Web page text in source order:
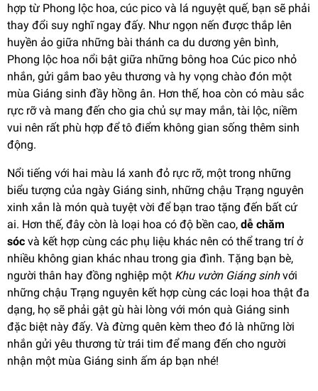
hợp từ Phong lộc hoa, cúc pico và lá nguyệt quế, bạn sẽ phải
thay đổi suy nghĩ ngay đấy. Như ngọn nến được thắp lên
huyền ảo giữa những bài thánh ca du dương yên bình,
Phong lộc hoa nổi bật giữa những bông hoa Cúc pico nhỏ
nhắn, gửi gắm bao yêu thương và hy vọng chào đón một
mùa Giáng sinh đầy hồng ân. Hơn thế, hoa còn có màu sắc
rực rỡ và mang đến cho gia chủ sự may mắn, tài lộc, niềm
vui nên rất phù hợp để tô điểm không gian sống thêm sinh
động.
Nổi tiếng với hai màu lá xanh đỏ rực rỡ, một trong những
biểu tượng của ngày Giáng sinh, những chậu Trạng nguyên
xinh xắn là món quà tuyệt vời để bạn trao tặng đến bất cứ
ai. Hơn thế, đây còn là loại hoa có độ bền cao, dễ chăm
sóc và kết hợp cùng các phụ liệu khác nên có thể trang trí ở
nhiều không gian khác nhau trong gia đình. Tặng bạn bè,
người thân hay đồng nghiệp một Khu vườn Giáng sinhvới
những chậu Trạng nguyên kết hợp cùng các loại hoa thật đa
dạng, họ sẽ phải gật gù hài lòng với món quà Giáng sinh
đặc biệt này đấy. Và đừng quên kèm theo đó là những lời
nhắn gửi yêu thương từ trái tim để mang đến cho người
nhận một mùa Giáng sinh ấm áp bạn nhé!